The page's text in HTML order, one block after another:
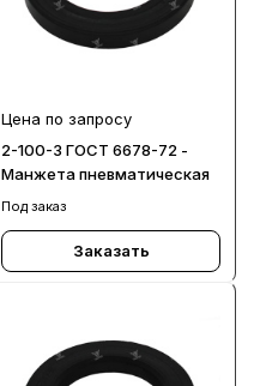
Цена по запросу
2-100-3 ГОСТ 6678-72 -
Манжета пневматическая
Под заказ
Заказать